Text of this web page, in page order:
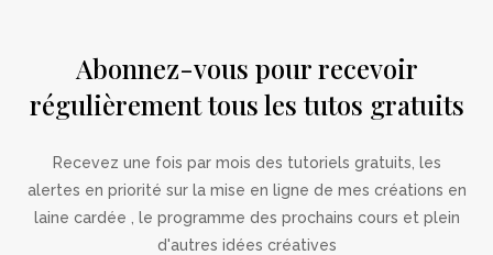
Abonnez-vous pour recevoir
régulièrement tous les tutos gratuits
Recevez une fois par mois des tutoriels gratuits, les
alertes en priorité sur la mise en ligne de mes créations en
laine cardée , le programme des prochains cours et plein
d'autres idées créatives